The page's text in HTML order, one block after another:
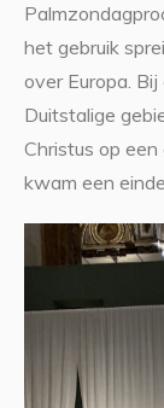
het gebruik
over Europa.
Duitstalige
Christus op
kwam een